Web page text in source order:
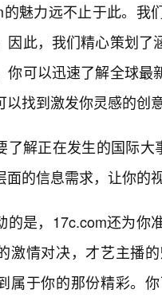
的魅力远不止于此。我
因此，我们精心策划
你可以迅速了解全球
以找到激发你灵感的创
了解正在发生的国际
面的信息需求，让你的
的是，17c.com还为你
激情对决，才艺主播
属于你的那份精彩。